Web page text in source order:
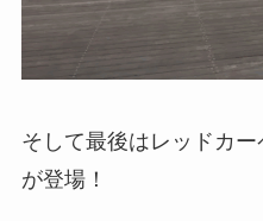
そして最後はレッドカ
が登場！